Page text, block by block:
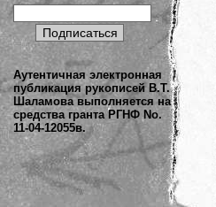
Аутентичная электронная
публикация рукописей В.Т.
Шаламова выполняется на
средства гранта РГНФ No.
11-04-12055в.